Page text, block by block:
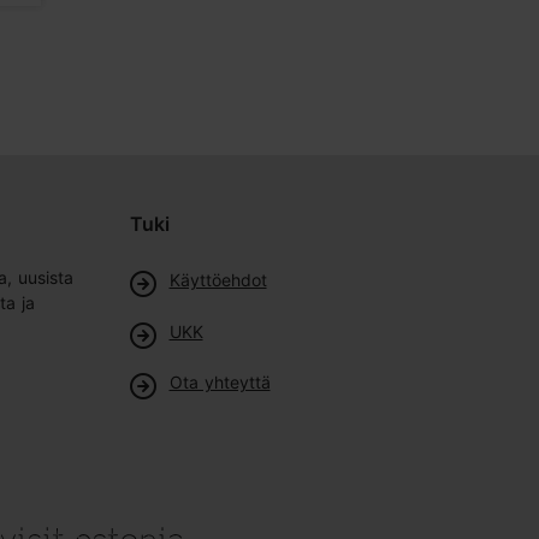
uusista
ja
Tuki
Käyttöehdot
UKK
Ota yhteyttä